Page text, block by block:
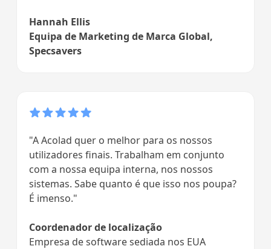
Hannah Ellis
Equipa de Marketing de Marca Global,
Specsavers
"A Acolad quer o melhor para os nossos
utilizadores finais. Trabalham em conjunto
com a nossa equipa interna, nos nossos
sistemas. Sabe quanto é que isso nos poupa?
É imenso."
Coordenador de localização
Empresa de software sediada nos EUA